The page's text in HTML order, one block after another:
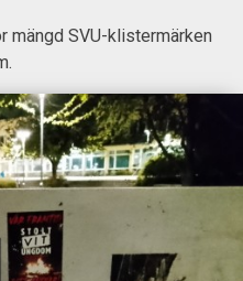
mängd SVU-klistermärken